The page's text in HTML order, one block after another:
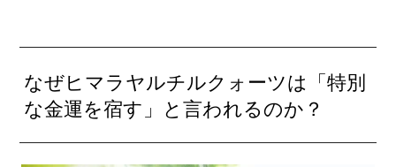
なぜヒマラヤルチルクォーツは「特別
な金運を宿す」と言われるのか？